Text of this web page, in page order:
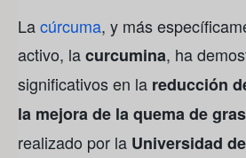
Lacúrcuma, y más
activo, lacurcumina, ha
significativos en la reducción
la mejora de la quema de
realizado por la Universidad